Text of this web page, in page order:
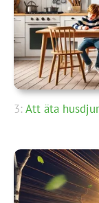
3: Att äta husdjur